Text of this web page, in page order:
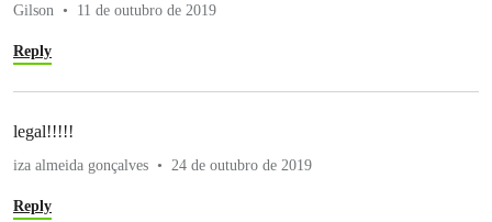
Gilson 11 de outubro de 2019
Reply
legal!!!!!
iza almeida gonçalves 24 de outubro de 2019
Reply